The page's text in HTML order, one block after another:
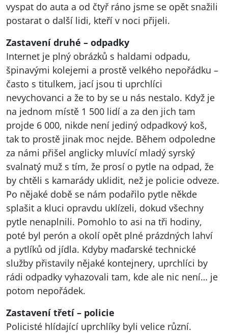
vyspat do auta a od čtyř ráno jsme se opět snažili
postarat o další lidi, kteří v noci přijeli.
Zastavení druhé – odpadky
Internet je plný obrázků s haldami odpadu,
špinavými kolejemi a prostě velkého nepořádku –
často s titulkem, jací jsou ti uprchlíci
nevychovanci a že to by se u nás nestalo. Když je
na jednom místě 1 500 lidí a za den jich tam
projde 6 000, nikde není jediný odpadkový koš,
tak to prostě jinak moc nejde. Během odpoledne
za námi přišel anglicky mluvící mladý syrský
svalnatý muž s tím, že prosí o pytle na odpad, že
by chtěli s kamarády uklidit, než je policie odveze.
Po nějaké době se nám podařilo pytle někde
splašit a kluci opravdu uklízeli, dokud všechny
pytle nenaplnili. Pomohlo to asi na tři hodiny,
poté byl perón a okolí opět plné prázdných lahví
a pytlíků od jídla. Kdyby maďarské technické
služby přistavily nějaké kontejnery, uprchlíci by
rádi odpadky vyhazovali tam, kde ale nic není… je
potom nepořádek.
Zastavení třetí – policie
Policisté hlídající uprchlíky byli velice různí.